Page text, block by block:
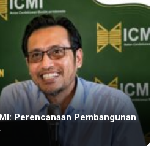
Perencanaan Pembangunan